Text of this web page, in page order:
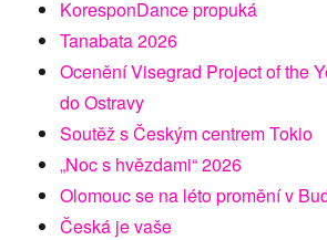
KoresponDance propuká
Tanabata 2026
Ocenění Visegrad Project of the
do Ostravy
Soutěž s Českým centrem Tokio
„Noc s hvězdami“ 2026
Olomouc se na léto promění v
Česká je vaše